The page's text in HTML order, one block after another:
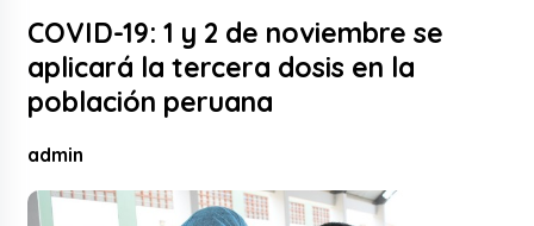
COVID-19: 1 y 2 de noviembre se
aplicará la tercera dosis en la
población peruana
admin